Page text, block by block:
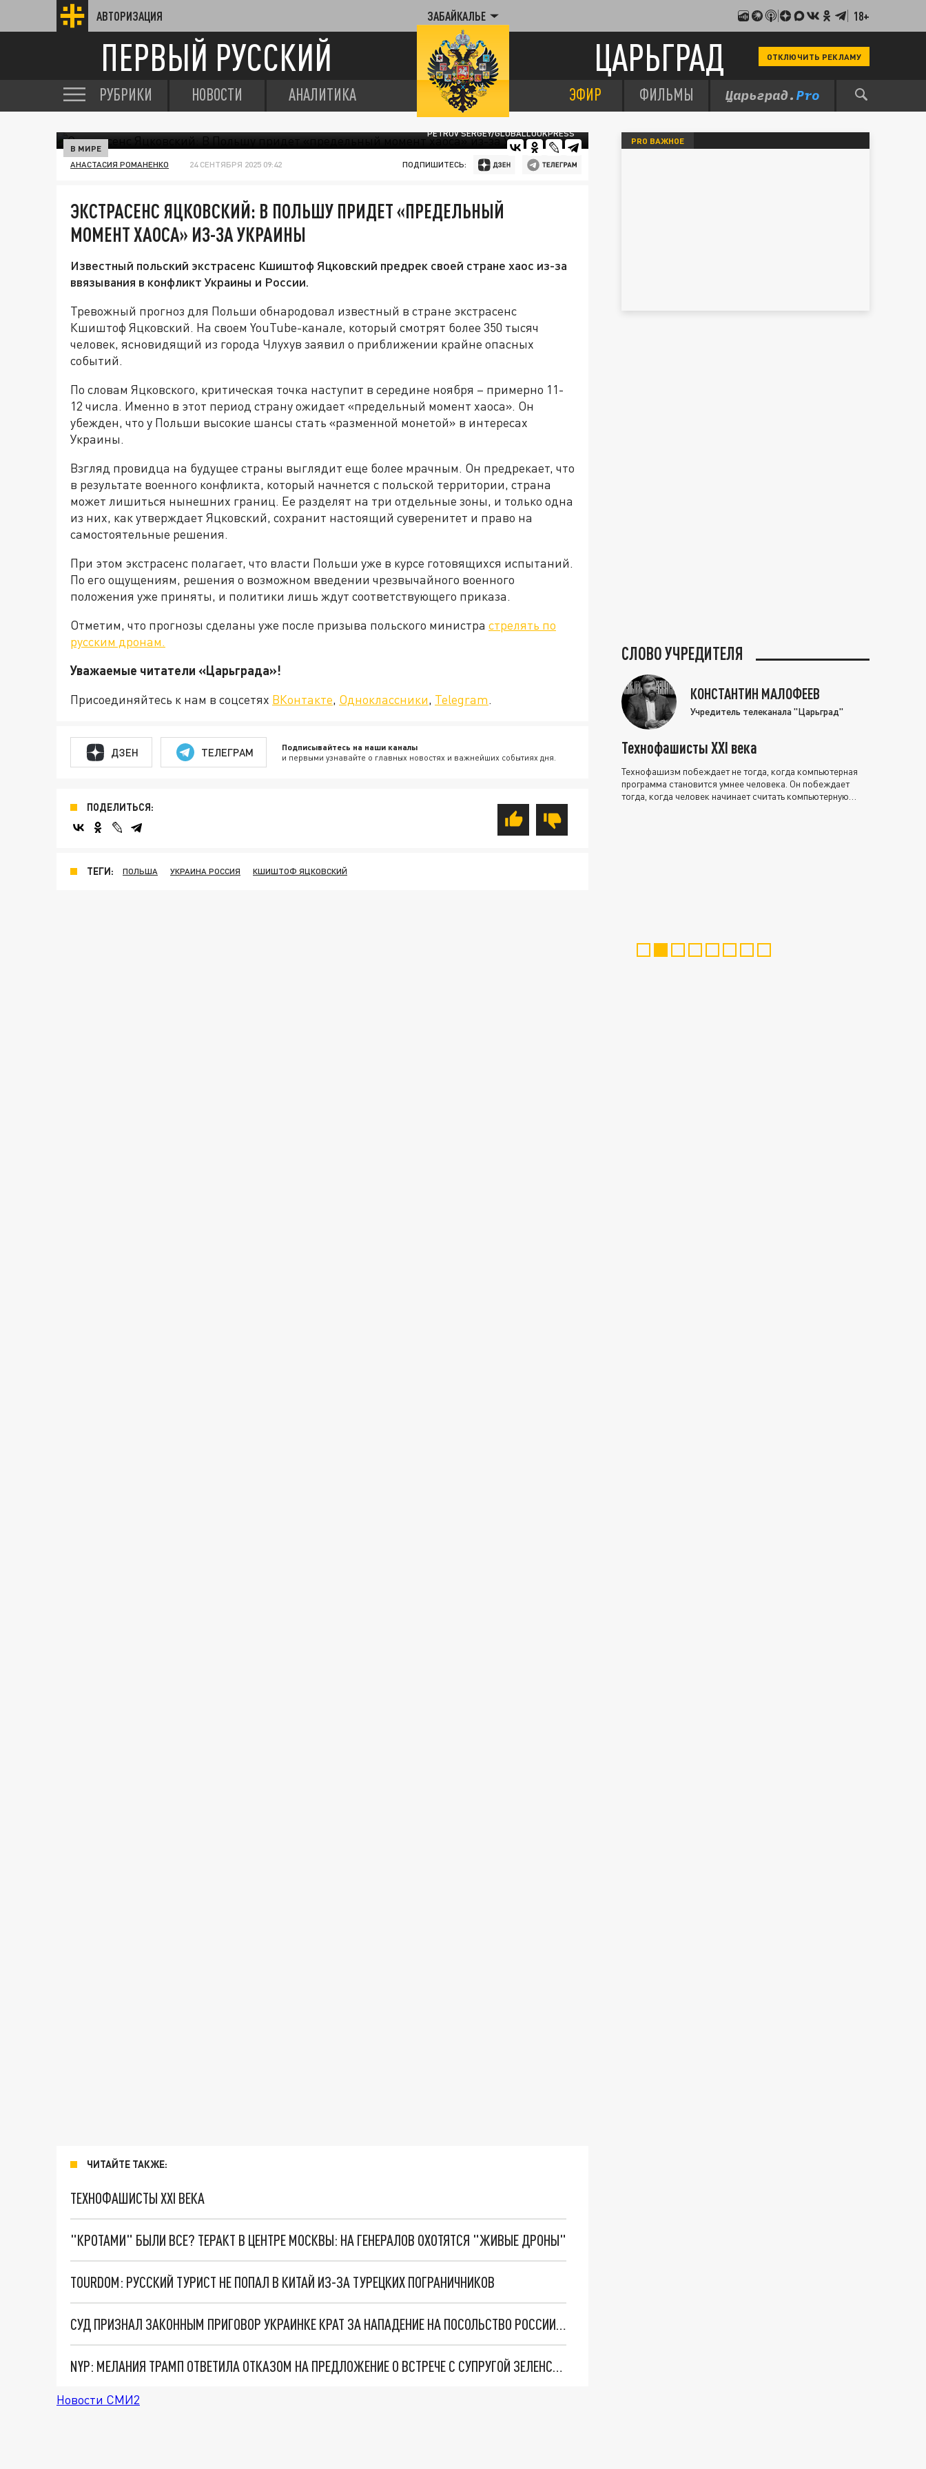
АВТОРИЗАЦИЯ ЗАБАЙКАЛЬЕ 18+
ПЕРВЫЙ РУССКИЙ ЦАРЬГРАД ОТКЛЮЧИТЬ РЕКЛАМУ
РУБРИКИ НОВОСТИ АНАЛИТИКА ЭФИР ФИЛЬМЫ
PETROV SERGEY/GLOBALLOOKPRESS
В МИРЕ
АНАСТАСИЯ РОМАНЕНКО 24 СЕНТЯБРЯ 2025 09:42 ПОДПИШИТЕСЬ:
ЭКСТРАСЕНС ЯЦКОВСКИЙ: В ПОЛЬШУ ПРИДЕТ «ПРЕДЕЛЬНЫЙ
МОМЕНТ ХАОСА» ИЗ-ЗА УКРАИНЫ
Известный польский экстрасенс Кшиштоф Яцковский предрек своей стране хаос из-за
ввязывания в конфликт Украины и России.
Тревожный прогноз для Польши обнародовал известный в стране экстрасенс
Кшиштоф Яцковский. На своем YouTube-канале, который смотрят более 350 тысяч
человек, ясновидящий из города Члухув заявил о приближении крайне опасных
событий.
По словам Яцковского, критическая точка наступит в середине ноября – примерно 11-
12 числа. Именно в этот период страну ожидает «предельный момент хаоса». Он
убежден, что у Польши высокие шансы стать «разменной монетой» в интересах
Украины.
Взгляд провидца на будущее страны выглядит еще более мрачным. Он предрекает, что
в результате военного конфликта, который начнется с польской территории, страна
может лишиться нынешних границ. Ее разделят на три отдельные зоны, и только одна
из них, как утверждает Яцковский, сохранит настоящий суверенитет и право на
самостоятельные решения.
При этом экстрасенс полагает, что власти Польши уже в курсе готовящихся испытаний.
По его ощущениям, решения о возможном введении чрезвычайного военного
положения уже приняты, и политики лишь ждут соответствующего приказа.
Отметим, что прогнозы сделаны уже после призыва польского министра стрелять по
русским дронам.
Уважаемые читатели «Царьграда»!
Присоединяйтесь к нам в соцсетях ВКонтакте, Одноклассники, Telegram.
ДЗЕН ТЕЛЕГРАМ Подписывайтесь на наши каналы
и первыми узнавайте о главных новостях и важнейших событиях дня.
ПОДЕЛИТЬСЯ:
ТЕГИ: ПОЛЬША УКРАИНА РОССИЯ КШИШТОФ ЯЦКОВСКИЙ
ЧИТАЙТЕ ТАКЖЕ:
ТЕХНОФАШИСТЫ XXI ВЕКА
"КРОТАМИ" БЫЛИ ВСЕ? ТЕРАКТ В ЦЕНТРЕ МОСКВЫ: НА ГЕНЕРАЛОВ ОХОТЯТСЯ "ЖИВЫЕ ДРОНЫ"
TOURDOM: РУССКИЙ ТУРИСТ НЕ ПОПАЛ В КИТАЙ ИЗ-ЗА ТУРЕЦКИХ ПОГРАНИЧНИКОВ
СУД ПРИЗНАЛ ЗАКОННЫМ ПРИГОВОР УКРАИНКЕ КРАТ ЗА НАПАДЕНИЕ НА ПОСОЛЬСТВО РОССИИ В КИЕВЕ
NYP: МЕЛАНИЯ ТРАМП ОТВЕТИЛА ОТКАЗОМ НА ПРЕДЛОЖЕНИЕ О ВСТРЕЧЕ С СУПРУГОЙ ЗЕЛЕНСКОГО ЕЛЕНОЙ
Новости СМИ2
PRO ВАЖНОЕ
СЛОВО УЧРЕДИТЕЛЯ
КОНСТАНТИН МАЛОФЕЕВ
Учредитель телеканала "Царьград"
Технофашисты XXI века
Технофашизм побеждает не тогда, когда компьютерная
программа становится умнее человека. Он побеждает
тогда, когда человек начинает считать компьютерную